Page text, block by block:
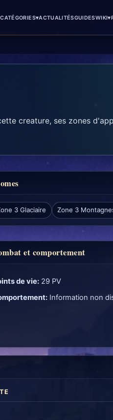
CATÉGORIES▾ACTUALITÉSGUIDESWIKI▾
creature, ses zones
3 Glaciaire Zone 3
et comportement
de vie:29 PV
Information non